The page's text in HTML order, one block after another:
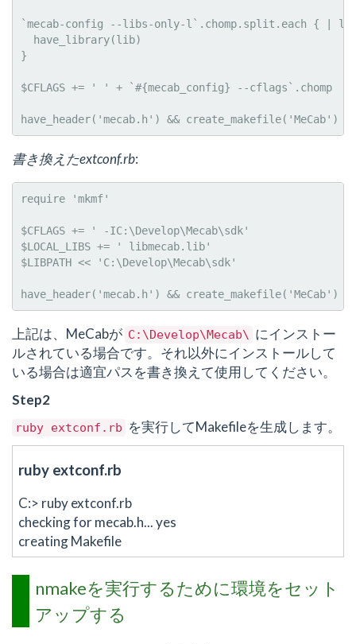
`mecab-config --libs-only-l`.chomp.split.each { |
  have_library(lib)
}
$CFLAGS += ' ' + `#{mecab_config} --cflags`.chomp
書き換えたextconf.rb:
require 'mkmf'
$CFLAGS += ' -IC:\Develop\Mecab\sdk'
$LOCAL_LIBS += ' libmecab.lib'
$LIBPATH << 'C:\Develop\Mecab\sdk'
上記は、MeCabが C:\Develop\Mecab\ にインストー
ルされている場合です。それ以外にインストールして
いる場合は適宜パスを書き換えて使用してください。
Step2
ruby extconf.rb を実行してMakefileを生成します。
ruby extconf.rb
C:> ruby extconf.rb
checking for mecab.h... yes
creating Makefile
nmakeを実行するために環境をセット
アップする